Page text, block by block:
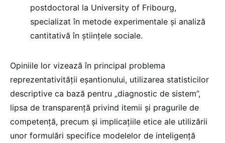
postdoctoral la University of Fribourg,
specializat în metode experimentale și analiză
cantitativă în științele sociale.
Opiniile lor vizează în principal problema
reprezentativității eșantionului, utilizarea statisticilor
descriptive ca bază pentru „diagnostic de sistem”,
lipsa de transparență privind itemii și pragurile de
competență, precum și implicațiile etice ale utilizării
unor formulări specifice modelelor de inteligență